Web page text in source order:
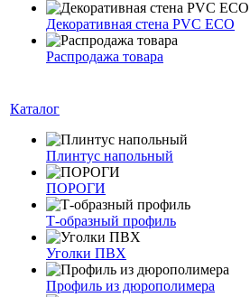
Декоративная стена PVC ECO
Распродажа товара
Каталог
Плинтус напольный
ПОРОГИ
Т-образный профиль
Уголки ПВХ
Профиль из дюрополимера